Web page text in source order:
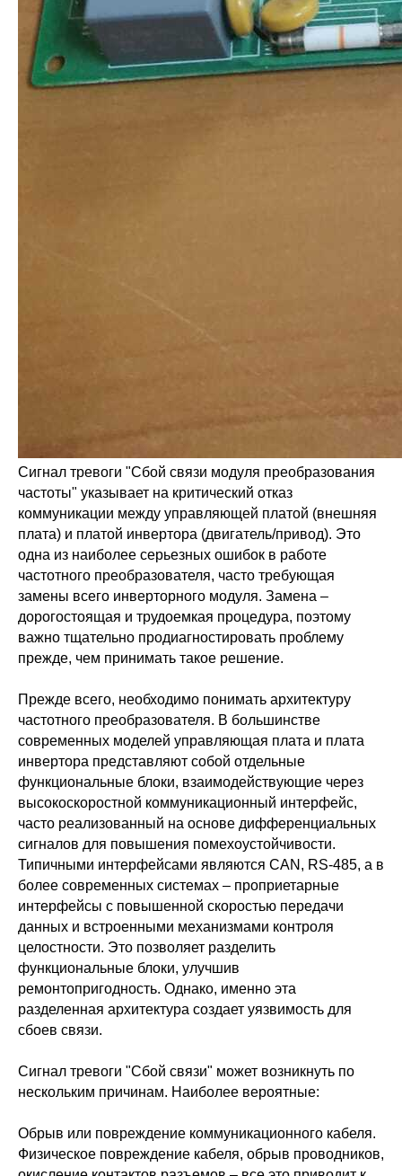
Сигнал тревоги "Сбой связи модуля преобразования
частоты" указывает на критический отказ
коммуникации между управляющей платой (внешняя
плата) и платой инвертора (двигатель/привод). Это
одна из наиболее серьезных ошибок в работе
частотного преобразователя, часто требующая
замены всего инверторного модуля. Замена –
дорогостоящая и трудоемкая процедура, поэтому
важно тщательно продиагностировать проблему
прежде, чем принимать такое решение.
Прежде всего, необходимо понимать архитектуру
частотного преобразователя. В большинстве
современных моделей управляющая плата и плата
инвертора представляют собой отдельные
функциональные блоки, взаимодействующие через
высокоскоростной коммуникационный интерфейс,
часто реализованный на основе дифференциальных
сигналов для повышения помехоустойчивости.
Типичными интерфейсами являются CAN, RS-485, а в
более современных системах – проприетарные
интерфейсы с повышенной скоростью передачи
данных и встроенными механизмами контроля
целостности. Это позволяет разделить
функциональные блоки, улучшив
ремонтопригодность. Однако, именно эта
разделенная архитектура создает уязвимость для
сбоев связи.
Сигнал тревоги "Сбой связи" может возникнуть по
нескольким причинам. Наиболее вероятные:
Обрыв или повреждение коммуникационного кабеля.
Физическое повреждение кабеля, обрыв проводников,